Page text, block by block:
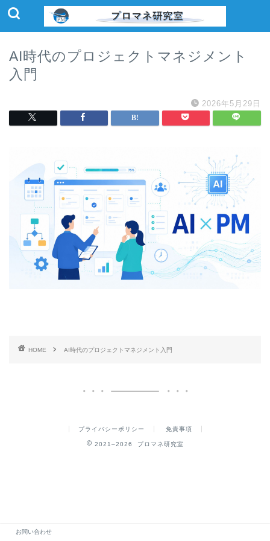
AI時代のプロジェクトマネジメント
入門
2026年5月29日
HOME AI時代のプロジェクトマネジメント入門
プライバシーポリシー 免責事項
2021–2026 プロマネ研究室
お問い合わせ